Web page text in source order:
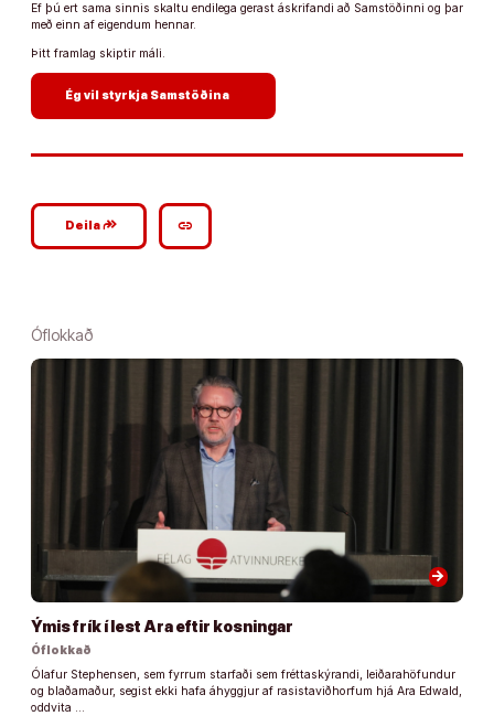
Ef þú ert sama sinnis skaltu endilega gerast áskrifandi að Samstöðinni og þar
með einn af eigendum hennar.
Þitt framlag skiptir máli.
Ég vil styrkja Samstöðina
Deilagoogle_plus_reshare link
Óflokkað
arrow_forward
Ýmis frík í lest Ara eftir kosningar
Óflokkað
Ólafur Stephensen, sem fyrrum starfaði sem fréttaskýrandi, leiðarahöfundur
og blaðamaður, segist ekki hafa áhyggjur af rasistaviðhorfum hjá Ara Edwald,
oddvita …